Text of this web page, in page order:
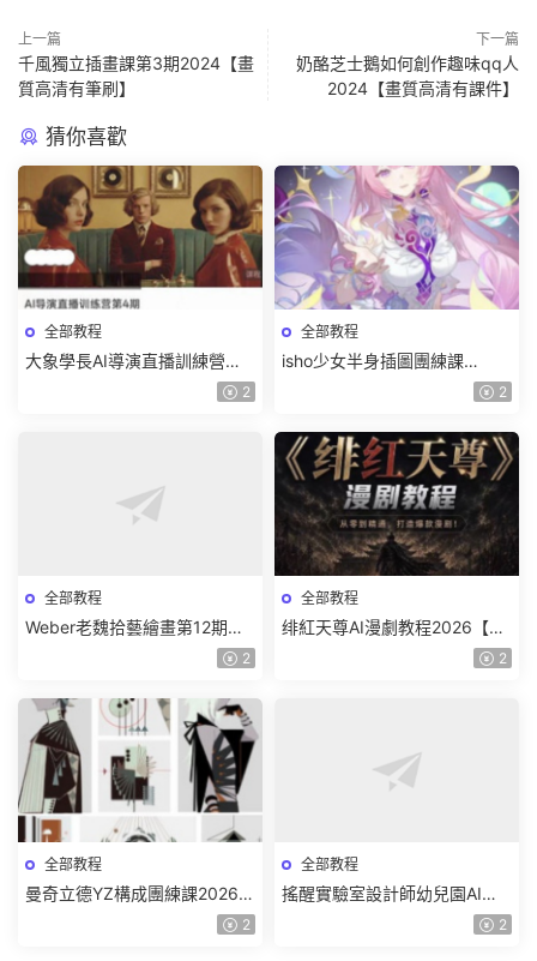
上一篇
千風獨立插畫課第3期2024【畫
質高清有筆刷】
下一篇
奶酪芝士鵝如何創作趣味qq人
2024【畫質高清有課件】
猜你喜歡
全部教程
大象學長AI導演直播訓練營第4
期2026【畫質高清有資料】 2
全部教程
isho少女半身插圖團練課
2026【畫質高清隻有視頻】 2
全部教程
Weber老魏拾藝繪畫第12期角
色特訓班【畫質不錯隻有視
2
全部教程
绯紅天尊AI漫劇教程2026【畫
2
全部教程
曼奇立德YZ構成團練課2026年
8月已結課【畫質高清有課件】
2
全部教程
搖醒實驗室設計師幼兒園AI軟
件基礎課2025【畫質不錯有素
2